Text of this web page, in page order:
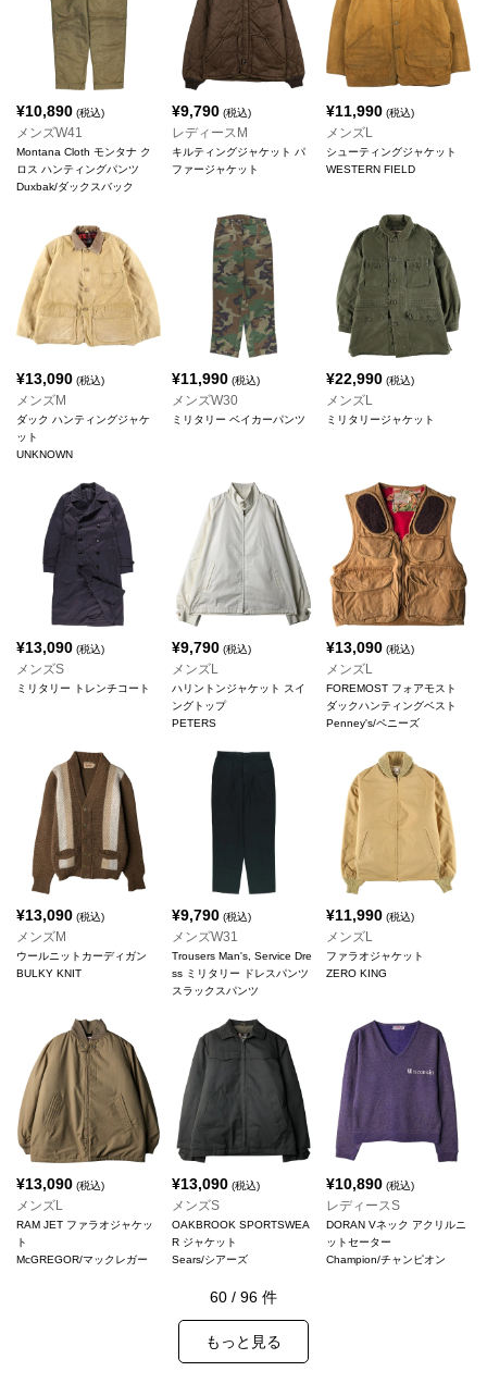
¥10,890 (税込)
メンズW41
Montana Cloth モンタナ ク
ロス ハンティングパンツ
Duxbak/ダックスバック
¥9,790(税込)
レディースM
キルティングジャケット パ
ファージャケット
¥11,990 (税込)
メンズL
シューティングジャケット
WESTERN FIELD
¥13,090 (税込)
メンズM
ダック ハンティングジャケ
ット
UNKNOWN
¥11,990(税込)
メンズW30
ミリタリー ベイカーパンツ
¥22,990 (税込)
メンズL
ミリタリージャケット
¥13,090 (税込)
メンズS
ミリタリー トレンチコート
¥9,790(税込)
メンズL
ハリントンジャケット スイ
ングトップ
PETERS
¥13,090 (税込)
メンズL
FOREMOST フォアモスト
ダックハンティングベスト
Penney's/ペニーズ
¥13,090 (税込)
メンズM
ウールニットカーディガン
BULKY KNIT
¥9,790(税込)
メンズW31
Trousers Man's, Service Dre
ss ミリタリー ドレスパンツ
スラックスパンツ
¥11,990 (税込)
メンズL
ファラオジャケット
ZERO KING
¥13,090 (税込)
メンズL
RAM JET ファラオジャケッ
ト
McGREGOR/マックレガー
¥13,090(税込)
メンズS
OAKBROOK SPORTSWEA
R ジャケット
Sears/シアーズ
¥10,890 (税込)
レディースS
DORAN Vネック アクリルニ
ットセーター
Champion/チャンピオン
60 / 96 件
もっと見る